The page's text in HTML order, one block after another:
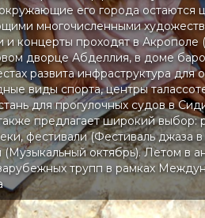
его города остаются
многочисленными
и концерты проходят в Акрополе
дворце Абделлия, в доме
развита инфраструктура для
виды спорта, центры
для прогулочных судов в
предлагает широкий выбор:
фестивали (Фестиваль джаза
(Музыкальный октябрь). Летом в
трупп в рамках